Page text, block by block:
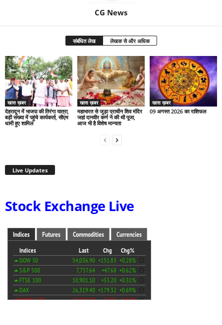
CG News
संबंधित लेख लेखक से और अधिक
खास ख़बर
देहरादून में भाजपा की तिरंगा यात्रा,
बड़ी संख्या में पहुंचे कार्यकर्ता, सीएम
धामी हुए शामिल
खास ख़बर
महाभारत से जुड़ा प्राचीन शिव मंदिर
जहां दानवीर कर्ण ने की थी पूजा,
आज भी है विशेष मान्यता
खास ख़बर
09 अगस्त 2026 का राशिफल
Live Updates
Stock Exchange Live